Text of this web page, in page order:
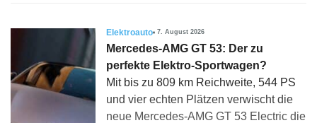
Elektroauto 7. August 2026
Mercedes-AMG GT 53: Der zu
perfekte Elektro-Sportwagen?
Mit bis zu 809 km Reichweite, 544 PS
und vier echten Plätzen verwischt die
neue Mercedes-AMG GT 53 Electric die